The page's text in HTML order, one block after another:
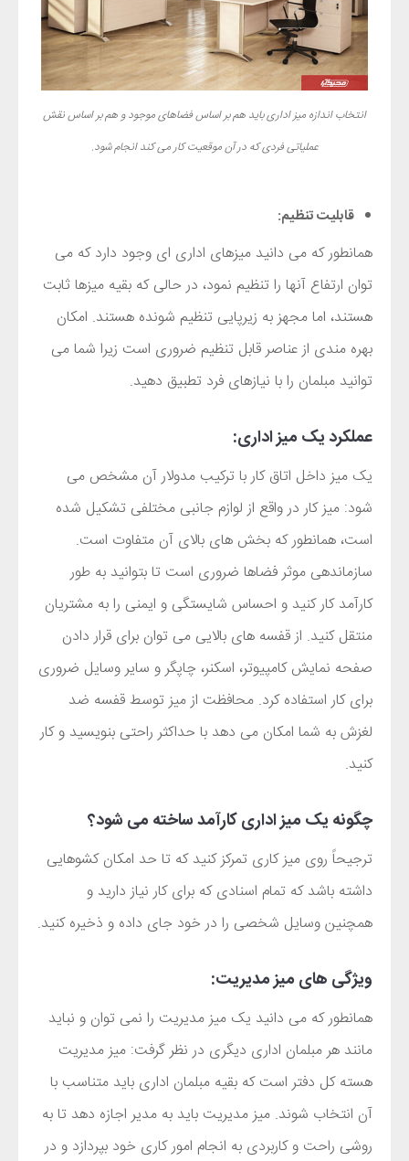
انتخاب اندازه میز اداری باید هم بر اساس فضاهای موجود و هم بر اساس نقش
عملیاتی فردی که در آن موقعیت کار می کند انجام شود.
قابلیت تنظیم:
همانطور که می دانید میزهای اداری ای وجود دارد که می
توان ارتفاع آنها را تنظیم نمود، در حالی که بقیه میزها ثابت
هستند، اما مجهز به زیرپایی تنظیم شونده هستند. امکان
بهره مندی از عناصر قابل تنظیم ضروری است زیرا شما می
توانید مبلمان را با نیازهای فرد تطبیق دهید.
عملکرد یک میز اداری:
یک میز داخل اتاق کار با ترکیب مدولار آن مشخص می
شود: میز کار در واقع از لوازم جانبی مختلفی تشکیل شده
است، همانطور که بخش های بالای آن متفاوت است.
سازماندهی موثر فضاها ضروری است تا بتوانید به طور
کارآمد کار کنید و احساس شایستگی و ایمنی را به مشتریان
منتقل کنید. از قفسه های بالایی می توان برای قرار دادن
صفحه نمایش کامپیوتر، اسکنر، چاپگر و سایر وسایل ضروری
برای کار استفاده کرد. محافظت از میز توسط قفسه ضد
لغزش به شما امکان می دهد با حداکثر راحتی بنویسید و کار
کنید.
چگونه یک میز اداری کارآمد ساخته می شود؟
ترجیحاً روی میز کاری تمرکز کنید که تا حد امکان کشوهایی
داشته باشد که تمام اسنادی که برای کار نیاز دارید و
همچنین وسایل شخصی را در خود جای داده و ذخیره کنید.
ویژگی های میز مدیریت:
همانطور که می دانید یک میز مدیریت را نمی توان و نباید
مانند هر مبلمان اداری دیگری در نظر گرفت: میز مدیریت
هسته کل دفتر است که بقیه مبلمان اداری باید متناسب با
آن انتخاب شوند. میز مدیریت باید به مدیر اجازه دهد تا به
روشی راحت و کاربردی به انجام امور کاری خود بپردازد و در